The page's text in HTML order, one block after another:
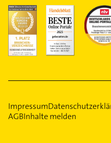
Impressum
AGBInhalte melden